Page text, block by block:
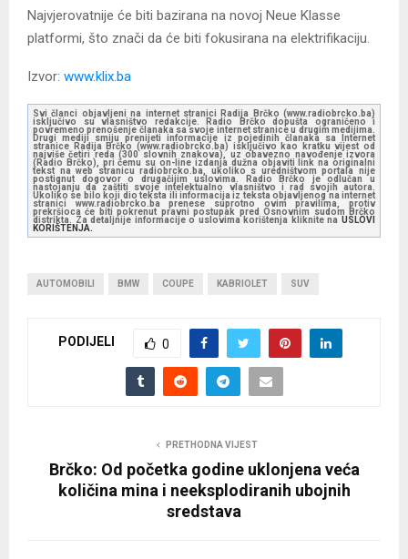
Najvjerovatnije će biti bazirana na novoj Neue Klasse
platformi, što znači da će biti fokusirana na elektrifikaciju.
Izvor: www.klix.ba
Svi članci objavljeni na internet stranici Radija Brčko (www.radiobrcko.ba)
isključivo su vlasništvo redakcije. Radio Brčko dopušta ograničeno i
povremeno prenošenje članaka sa svoje internet stranice u drugim medijima.
Drugi mediji smiju prenijeti informacije iz pojedinih članaka sa Internet
stranice Radija Brčko (www.radiobrcko.ba) isključivo kao kratku vijest od
najviše četiri reda (300 slovnih znakova), uz obavezno navođenje izvora
(Radio Brčko), pri čemu su on-line izdanja dužna objaviti link na originalni
tekst na web stranicu radiobrcko.ba, ukoliko s uredništvom portala nije
postignut dogovor o drugačijim uslovima. Radio Brčko je odlučan u
nastojanju da zaštiti svoje intelektualno vlasništvo i rad svojih autora.
Ukoliko se bilo koji dio teksta ili informacija iz teksta objavljenog na internet
stranici www.radiobrcko.ba prenese suprotno ovim pravilima, protiv
prekršioca će biti pokrenut pravni postupak pred Osnovnim sudom Brčko
distrikta. Za detaljnije informacije o uslovima korištenja kliknite na USLOVI
KORIŠTENJA.
AUTOMOBILI BMW COUPE KABRIOLET SUV
PODIJELI 0
PRETHODNA VIJEST
Brčko: Od početka godine uklonjena veća
količina mina i neeksplodiranih ubojnih
sredstava